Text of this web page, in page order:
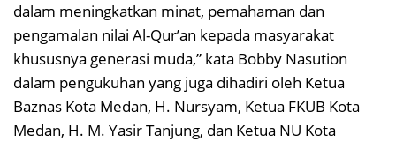
dalam meningkatkan minat, pemahaman dan
pengamalan nilai Al-Qur’an kepada masyarakat
khususnya generasi muda,” kata Bobby Nasution
dalam pengukuhan yang juga dihadiri oleh Ketua
Baznas Kota Medan, H. Nursyam, Ketua FKUB Kota
Medan, H. M. Yasir Tanjung, dan Ketua NU Kota